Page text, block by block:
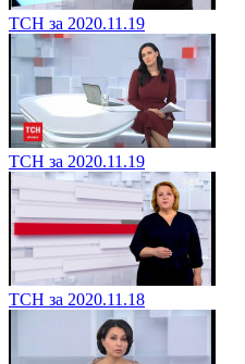
ТСН за 2020.11.19
ТСН за 2020.11.19
ТСН за 2020.11.18